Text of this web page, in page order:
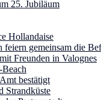
25. Jubiläum
Hollandaise
feiern gemeinsam die
Freunden in Valognes
Beach
bestätigt
Strandküste